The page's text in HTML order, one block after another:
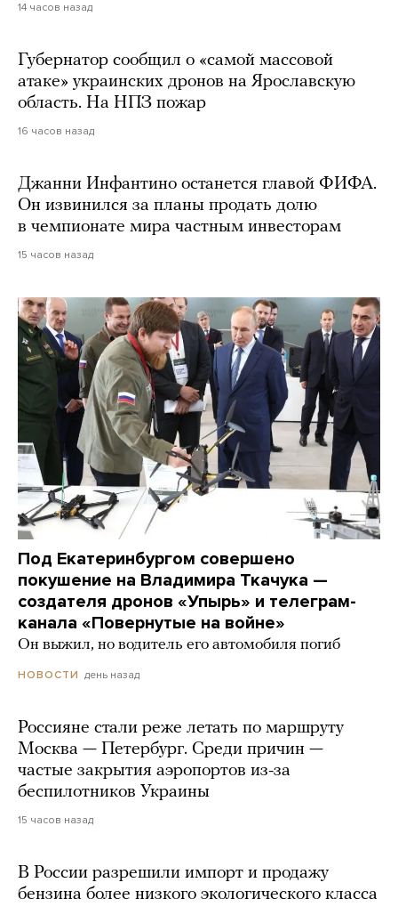
14 часов назад
Губернатор сообщил о «самой массовой
атаке» украинских дронов на Ярославскую
область. На НПЗ пожар
16 часов назад
Джанни Инфантино останется главой ФИФА.
Он извинился за планы продать долю
в чемпионате мира частным инвесторам
15 часов назад
Под Екатеринбургом совершено
покушение на Владимира Ткачука —
создателя дронов «Упырь» и телеграм-
канала «Повернутые на войне»
Он выжил, но водитель его автомобиля погиб
НОВОСТИ день назад
Россияне стали реже летать по маршруту
Москва — Петербург. Среди причин —
частые закрытия аэропортов из-за
беспилотников Украины
15 часов назад
В России разрешили импорт и продажу
бензина более низкого экологического класса